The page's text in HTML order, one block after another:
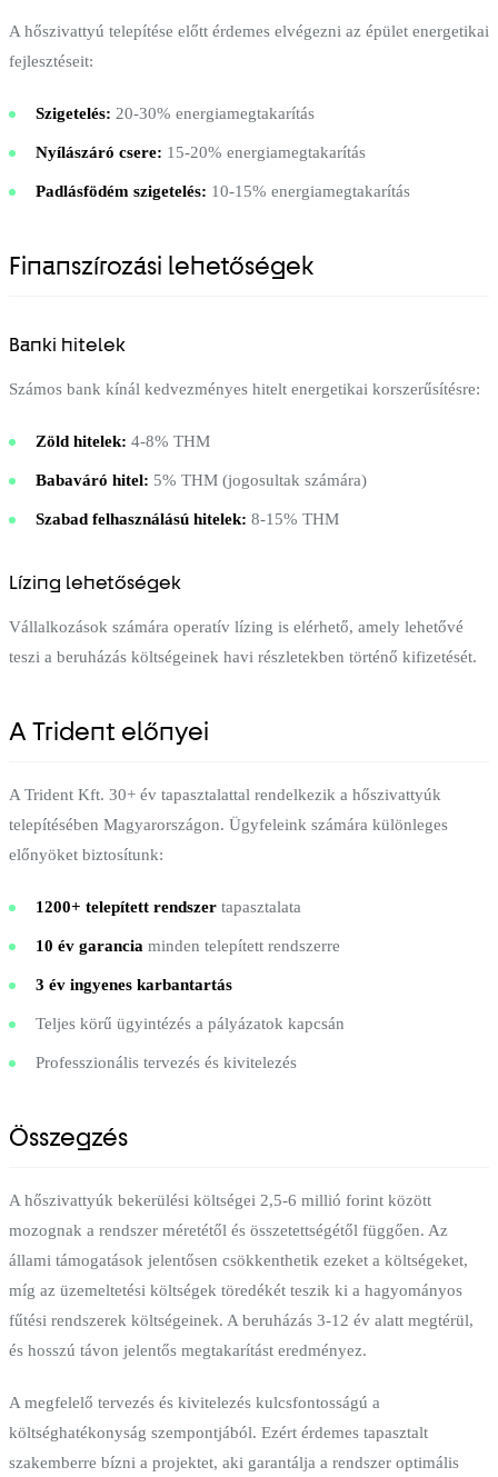
A hőszivattyú telepítése előtt érdemes elvégezni az épület energetikai
fejlesztéseit:
Szigetelés: 20-30% energiamegtakarítás
Nyílászáró csere: 15-20% energiamegtakarítás
Padlásfödém szigetelés: 10-15% energiamegtakarítás
Finanszírozási lehetőségek
Banki hitelek
Számos bank kínál kedvezményes hitelt energetikai korszerűsítésre:
Zöld hitelek: 4-8% THM
Babaváró hitel: 5% THM (jogosultak számára)
Szabad felhasználású hitelek: 8-15% THM
Lízing lehetőségek
Vállalkozások számára operatív lízing is elérhető, amely lehetővé
teszi a beruházás költségeinek havi részletekben történő kifizetését.
A Trident előnyei
A Trident Kft. 30+ év tapasztalattal rendelkezik a hőszivattyúk
telepítésében Magyarországon. Ügyfeleink számára különleges
előnyöket biztosítunk:
1200+ telepített rendszer tapasztalata
10 év garancia minden telepített rendszerre
3 év ingyenes karbantartás
Teljes körű ügyintézés a pályázatok kapcsán
Professzionális tervezés és kivitelezés
Összegzés
A hőszivattyúk bekerülési költségei 2,5-6 millió forint között
mozognak a rendszer méretétől és összetettségétől függően. Az
állami támogatások jelentősen csökkenthetik ezeket a költségeket,
míg az üzemeltetési költségek töredékét teszik ki a hagyományos
fűtési rendszerek költségeinek. A beruházás 3-12 év alatt megtérül,
és hosszú távon jelentős megtakarítást eredményez.
A megfelelő tervezés és kivitelezés kulcsfontosságú a
költséghatékonyság szempontjából. Ezért érdemes tapasztalt
szakemberre bízni a projektet, aki garantálja a rendszer optimális